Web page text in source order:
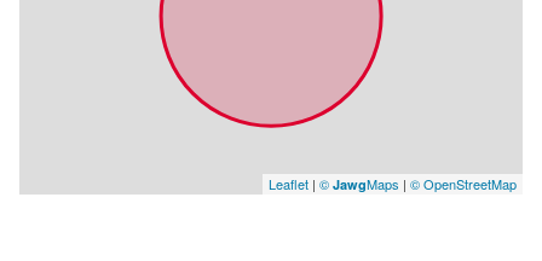
Leaflet | © JawgMaps | © OpenStreetMap